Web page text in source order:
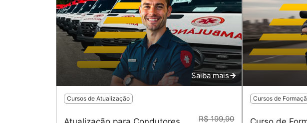
Saiba mais
Cursos de Atualização
R$ 199,90
Cursos de